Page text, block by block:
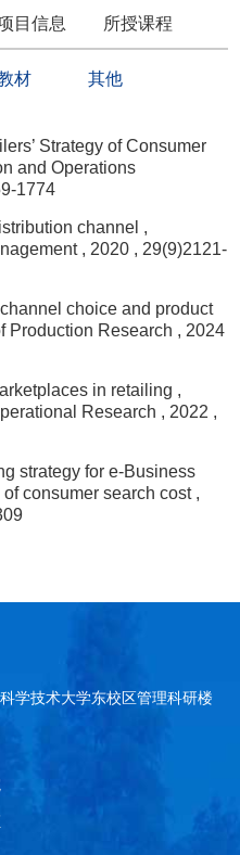
目信息 所授课程
材 其他
Strategy of Consumer
and Operations
1774
channel ,
, 2020 , 29(9)2121-
choice and product
Production Research , 2024
in retailing ,
Research , 2022 ,
strategy for e-Business
consumer search cost ,
学技术大学东校区管理科研楼